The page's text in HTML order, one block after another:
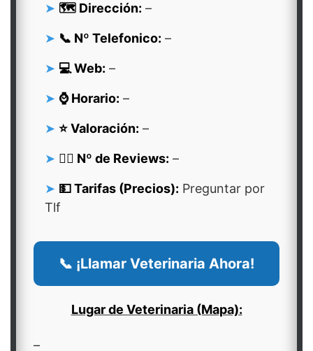
🗺️ Dirección: –
📞 Nº Telefonico: –
💻 Web: –
⌚ Horario: –
⭐ Valoración: –
👍🏻 Nº de Reviews: –
💵 Tarifas (Precios): Preguntar por
Tlf
📞 ¡Llamar Veterinaria Ahora!
Lugar de Veterinaria (Mapa):
–